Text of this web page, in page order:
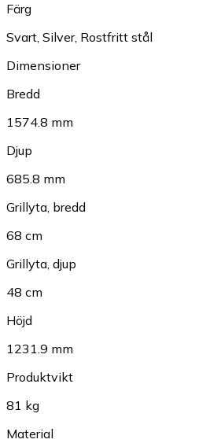
Färg
Svart, Silver, Rostfritt stål
Dimensioner
Bredd
1574.8 mm
Djup
685.8 mm
Grillyta, bredd
68 cm
Grillyta, djup
48 cm
Höjd
1231.9 mm
Produktvikt
81 kg
Material